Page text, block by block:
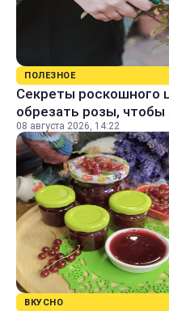
ПОЛЕЗНОЕ
Секреты роскошного
обрезать розы, чтобы
08 августа 2026, 14:22
ВКУСНО